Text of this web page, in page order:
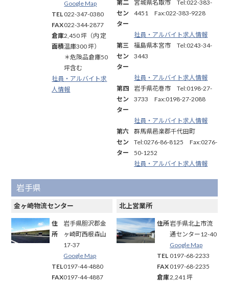
Google Map
TEL 022-347-0380
FAX022-344-2877
倉庫
面積
2,450 坪（内 定
温庫300 坪）
＊危険品倉庫50
坪含む
社員・アルバイト求
人情報
第二
セン
ター
宮城県名取市 Tel:022-383-
4451 Fax:022-383-9228
社員・アルバイト求人情報
第三
セン
ター
福島県本宮市 Tel:0243-34-
3443
社員・アルバイト求人情報
第四
セン
ター
岩手県花巻市 Tel:0198-27-
3733 Fax:0198-27-2088
社員・アルバイト求人情報
第六
セン
ター
群馬県邑楽郡千代田町
Tel:0276-86-8125 Fax:0276-
50-1252
社員・アルバイト求人情報
岩手県
金ヶ崎物流センター
住
所
岩手県胆沢郡金
ヶ崎町西根森山
17-37
Google Map
TEL0197-44-4880
FAX0197-44-4887
北上営業所
住所岩手県北上市流
通センター12-40
Google Map
TEL 0197-68-2233
FAX 0197-68-2235
倉庫2,241 坪